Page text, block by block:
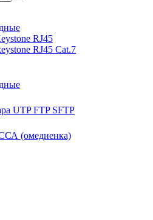
RJ45
RJ45 Cat.7
UTP FTP SFTP
(омедненка)